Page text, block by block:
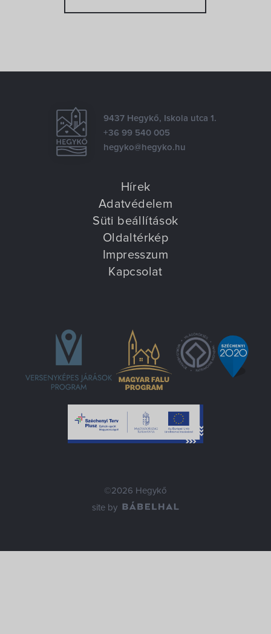
9437 Hegykő, Iskola utca 1.
+36 99 540 005
hegyko@hegyko.hu
Hírek
Adatvédelem
Süti beállítások
Oldaltérkép
Impresszum
Kapcsolat
©2026 Hegykő
site by